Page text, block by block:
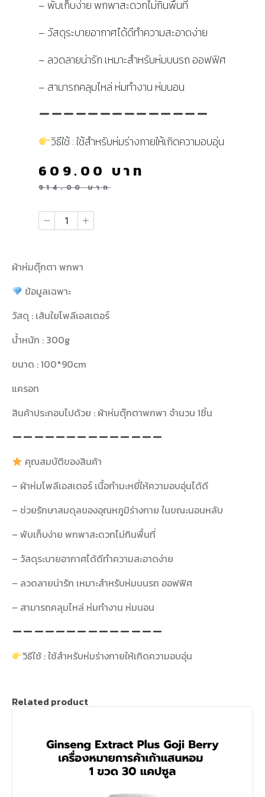
– พับเก็บง่าย พกพาสะดวกไม่กินพื้นที่
– วัสดุระบายอากาศได้ดีทำความสะอาดง่าย
– ลวดลายน่ารัก เหมาะสำหรับห่มบนรถ ออฟฟิศ
– สามารถคลุมไหล่ ห่มทำงาน ห่มนอน
วิธีใช้ : ใช้สำหรับห่มร่างกายให้เกิดความอบอุ่น
914.00บาท
609.00 บาท
ผ้าห่มตุ๊กตา พกพา
ข้อมูลเฉพาะ
วัสดุ : เส้นใยโพลีเอสเตอร์
น้ำหนัก : 300g
ขนาด : 100*90cm
แครอท
สินค้าประกอบไปด้วย : ผ้าห่มตุ๊กตาพกพา จำนวน 1ชิ้น
คุณสมบัติของสินค้า
– ผ้าห่มโพลีเอสเตอร์ เนื้อกำมะหยี่ให้ความอบอุ่นได้ดี
– ช่วยรักษาสมดุลของอุณหภูมิร่างกาย ในขณะนอนหลับ
– พับเก็บง่าย พกพาสะดวกไม่กินพื้นที่
– วัสดุระบายอากาศได้ดีทำความสะอาดง่าย
– ลวดลายน่ารัก เหมาะสำหรับห่มบนรถ ออฟฟิศ
– สามารถคลุมไหล่ ห่มทำงาน ห่มนอน
วิธีใช้ : ใช้สำหรับห่มร่างกายให้เกิดความอบอุ่น
Related product